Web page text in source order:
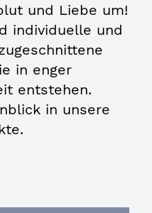
und Liebe um!
individuelle und
in enger
entstehen.
in unsere